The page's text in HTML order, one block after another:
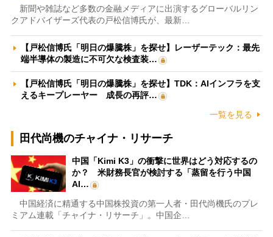
新聞や雑誌など多数の金融メディアに出演するグローバルリン
クアドバイザーズ代表の戸松信博氏が、最新…
【戸松信博氏「明日の爆騰株」を探せ】レーザーテック：最先
端半導体の製造に不可欠な検査装…
【戸松信博氏「明日の爆騰株」を探せ】TDK：AIインフラを支
えるキープレーヤー 成長の再評…
一覧を見る
田代尚機のチャイナ・リサーチ
中国「Kimi K3」の衝撃に世界はどう対応するの
か？ 米財務長官が検討する「蒸留を行う中国
AI…
中国経済に精通する中国株投資の第一人者・田代尚機氏のプレ
ミアム連載「チャイナ・リサーチ」。中国企…